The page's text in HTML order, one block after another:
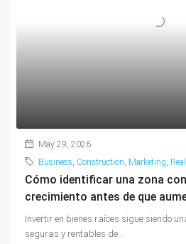
May 29, 2026
Business, Construction, Marketing,
Cómo identificar una zona
crecimiento antes de que
Invertir en bienes raíces sigue siendo
seguras y rentables de...